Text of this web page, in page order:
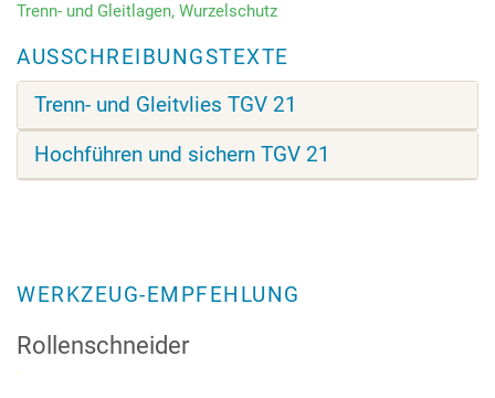
Trenn- und Gleitlagen, Wurzelschutz
AUSSCHREIBUNGSTEXTE
Trenn- und Gleitvlies TGV 21
Hochführen und sichern TGV 21
WERKZEUG-EMPFEHLUNG
Rollenschneider